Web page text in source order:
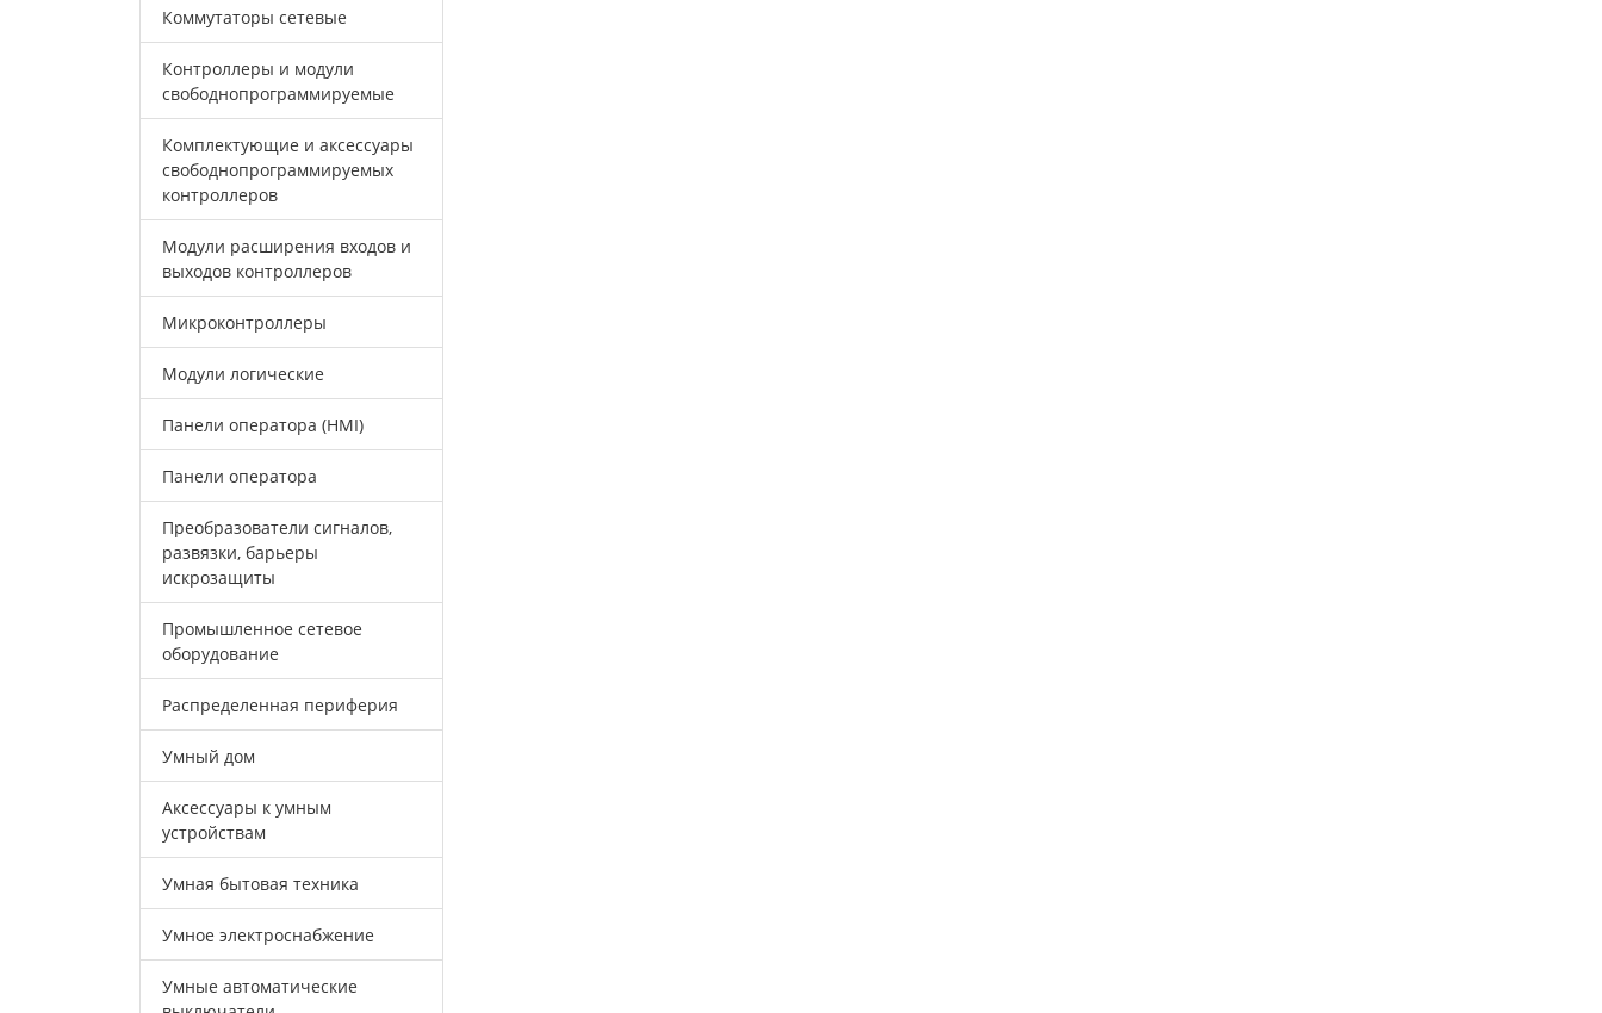
Коммутаторы сетевые
Контроллеры и модули
свободнопрограммируемые
Комплектующие и аксессуары
свободнопрограммируемых
контроллеров
Модули расширения входов и
выходов контроллеров
Микроконтроллеры
Модули логические
Панели оператора (HMI)
Панели оператора
Преобразователи сигналов,
развязки, барьеры
искрозащиты
Промышленное сетевое
оборудование
Распределенная периферия
Умный дом
Аксессуары к умным
устройствам
Умная бытовая техника
Умное электроснабжение
Умные автоматические